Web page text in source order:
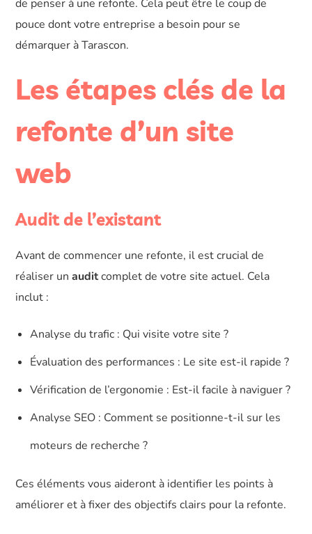
de penser à une refonte. Cela peut être le coup de
pouce dont votre entreprise a besoin pour se
démarquer à Tarascon.
Les étapes clés de la
refonte d’un site
web
Audit de l’existant
Avant de commencer une refonte, il est crucial de
réaliser unauditcomplet de votre site actuel. Cela
inclut :
Analyse du trafic : Qui visite votre site ?
Évaluation des performances : Le site est-il rapide ?
Vérification de l’ergonomie : Est-il facile à naviguer ?
Analyse SEO : Comment se positionne-t-il sur les
moteurs de recherche ?
Ces éléments vous aideront à identifier les points à
améliorer et à fixer des objectifs clairs pour la refonte.